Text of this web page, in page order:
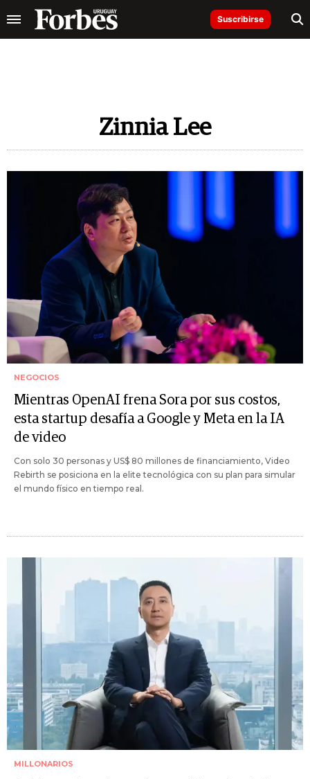
Suscribirse
Zinnia Lee
NEGOCIOS
Mientras OpenAI frena Sora por sus costos,
esta startup desafía a Google y Meta en la IA
de video
Con solo 30 personas y US$ 80 millones de financiamiento, Video
Rebirth se posiciona en la elite tecnológica con su plan para simular
el mundo físico en tiempo real.
MILLONARIOS